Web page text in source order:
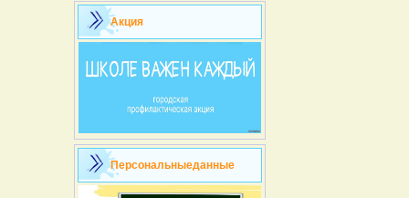
Акция
Персональныеданные